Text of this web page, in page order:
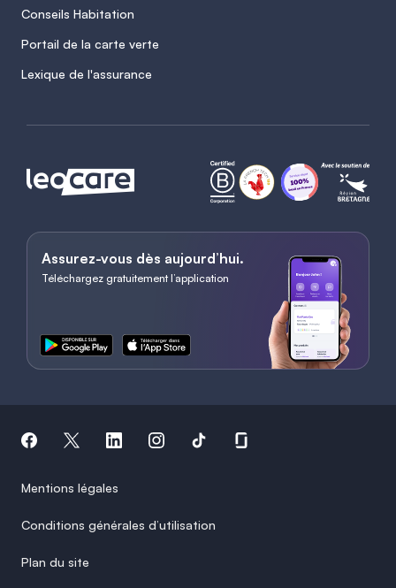
Conseils Habitation
Portail de la carte verte
Lexique de l'assurance
Assurez-vous dès aujourd’hui.
Téléchargez gratuitement l’application
Mentions légales
Conditions générales d’utilisation
Plan du site